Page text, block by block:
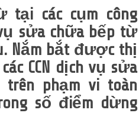
tại các cụm công
sửa chữa bếp từ
Nắm bắt được thị
CCN dịch vụ sửa
phạm vi toàn
số điểm dừng